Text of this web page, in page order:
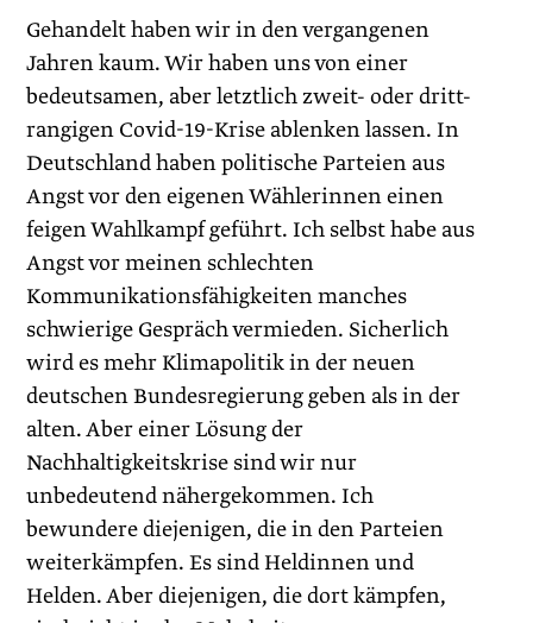
Gehandelt haben wir in den vergangenen
Jahren kaum. Wir haben uns von einer
bedeutsamen, aber letztlich zweit- oder dritt-
rangigen Covid-19-Krise ablenken lassen. In
Deutschland haben politische Parteien aus
Angst vor den eigenen Wählerinnen einen
feigen Wahlkampf geführt. Ich selbst habe aus
Angst vor meinen schlechten
Kommunikationsfähigkeiten manches
schwierige Gespräch vermieden. Sicherlich
wird es mehr Klimapolitik in der neuen
deutschen Bundesregierung geben als in der
alten. Aber einer Lösung der
Nachhaltigkeitskrise sind wir nur
unbedeutend nähergekommen. Ich
bewundere diejenigen, die in den Parteien
weiterkämpfen. Es sind Heldinnen und
Helden. Aber diejenigen, die dort kämpfen,